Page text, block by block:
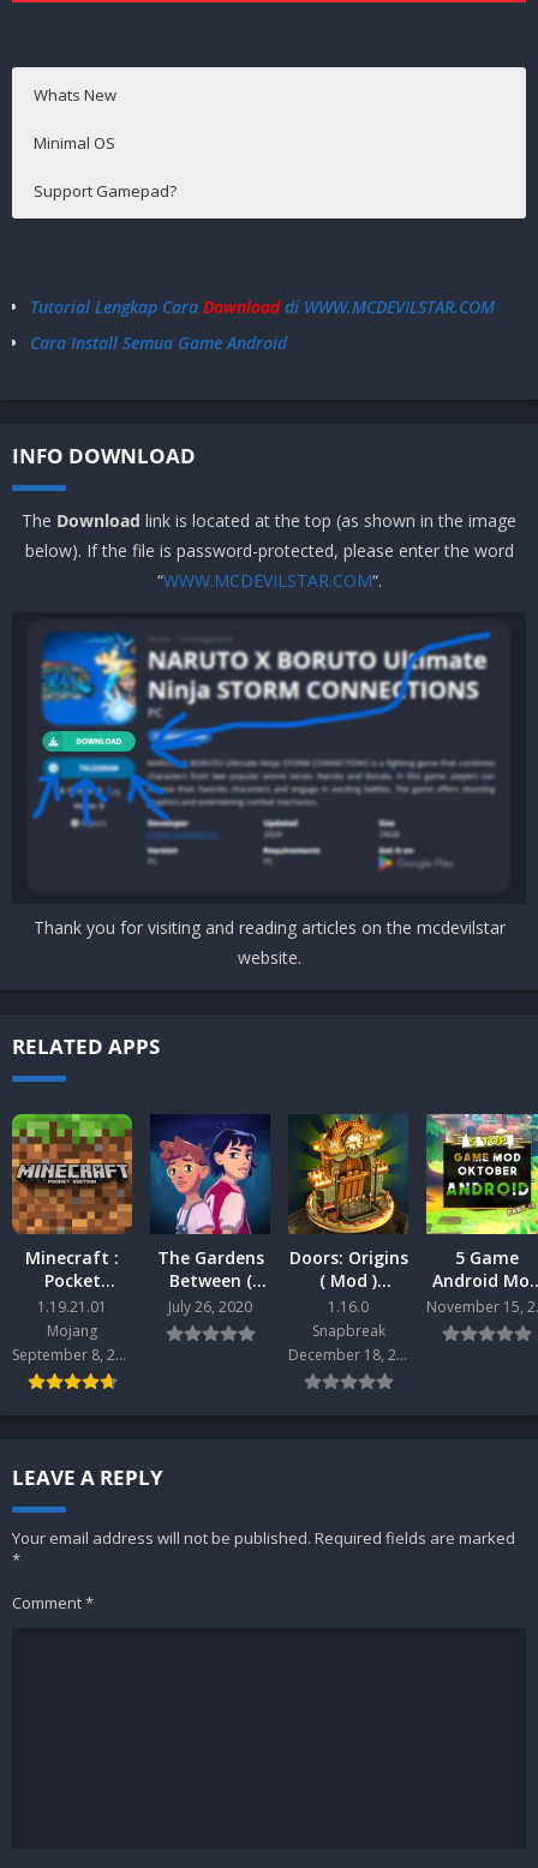
Whats New
Minimal OS
Support Gamepad?
Tutorial Lengkap Cara Downloaddi WWW.MCDEVILSTAR.COM
Cara Install Semua Game Android
INFO DOWNLOAD
The Download link is located at the top (as shown in the image
below). If the file is password-protected, please enter the word
“WWW.MCDEVILSTAR.COM“.
Thank you for visiting and reading articles on the mcdevilstar
website.
RELATED APPS
Minecraft :
Pocket
Edition Mod
Android
1.19.21.01
Mojang
September 8, 2022
The Gardens
Between (
Mod ) Android
July 26, 2020
Doors: Origins
( Mod )
Android
1.16.0
Snapbreak
December 18, 2020
5 Game
Android
Terbaik Rilis
Bulan
Oktober –
LEAVE A REPLY
Your email address will not be published. Required fields are marked
*
Comment*